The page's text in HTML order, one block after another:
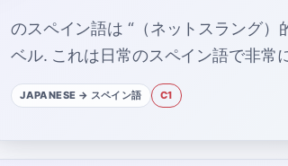
のスペイン語は “（ネットスラング）
ベル. これは日常のスペイン語で非常
JAPANESE → スペイン語 C1